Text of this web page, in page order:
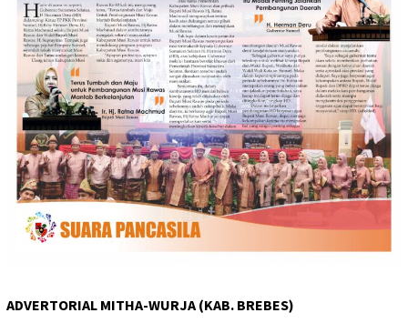
ADVERTORIAL MITHA-WURJA (KAB. BREBES)